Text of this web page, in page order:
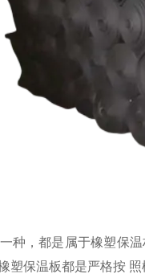
种，都是属于橡塑保
塑保温板都是严格按